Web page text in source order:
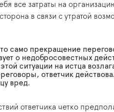
все затраты на
в связи с утратой
само прекращение
о недобросовестных
ситуации на истца
ответчик
вред.
ответчика четко